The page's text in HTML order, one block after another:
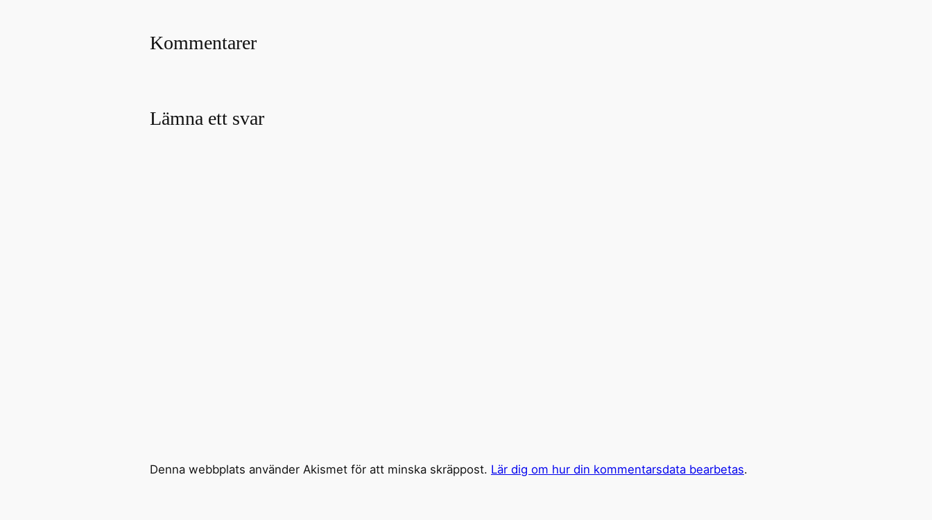
Kommentarer
Lämna ett svar
Denna webbplats använder Akismet för att minska skräppost. Lär dig om hur din kommentarsdata bearbetas.